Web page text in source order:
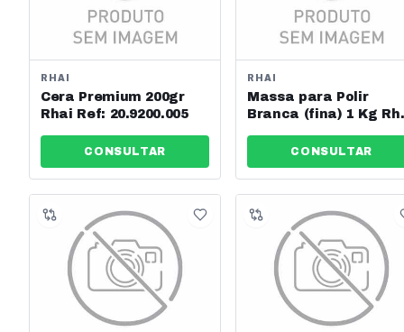
RHAI
Cera Premium 200gr
Rhai Ref: 20.9200.005
CONSULTAR
RHAI
Massa para Polir
Branca (fina) 1 Kg
CONSULTAR